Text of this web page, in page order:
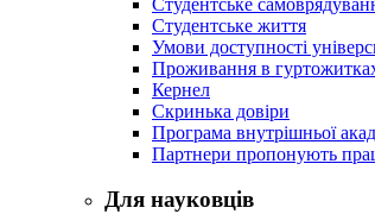
Студентське життя
Умови доступності
Проживання в
Кернел
Скринька довіри
Програма внутрішньої
Партнери пропонують
Для науковців